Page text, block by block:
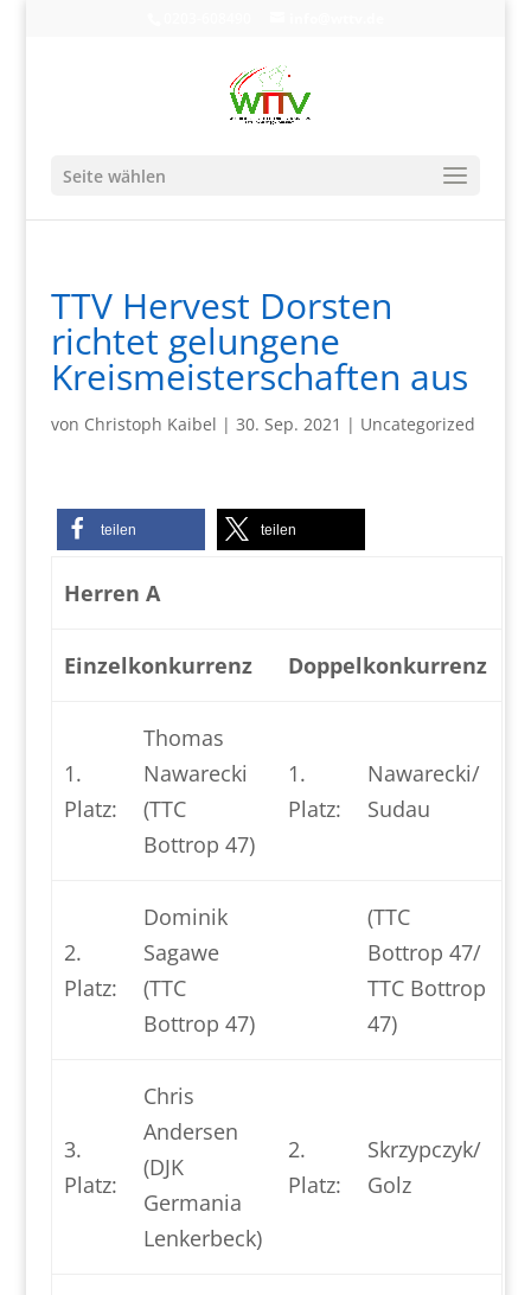
Seite wählen
TTV Hervest Dorsten
richtet gelungene
Kreismeisterschaften aus
von Christoph Kaibel | 30. Sep. 2021 | Uncategorized
teilen teilen
Herren A
Einzelkonkurrenz Doppelkonkurrenz
1.
Platz:
Thomas
Nawarecki
(TTC
Bottrop 47)
1.
Platz:
Nawarecki/
Sudau
2.
Platz:
Dominik
Sagawe
(TTC
Bottrop 47)
(TTC
Bottrop 47/
TTC Bottrop
47)
3.
Platz:
Chris
Andersen
(DJK
Germania
Lenkerbeck)
2.
Platz:
Skrzypczyk/
Golz